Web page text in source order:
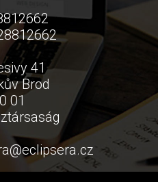
41
Brod
01
@eclipsera.cz